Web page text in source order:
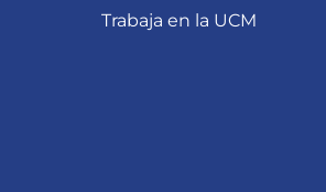
Trabaja en la UCM